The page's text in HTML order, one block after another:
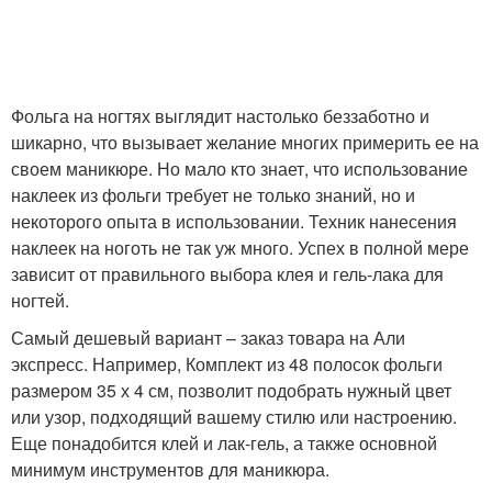
Фольга на ногтях выглядит настолько беззаботно и
шикарно, что вызывает желание многих примерить ее на
своем маникюре. Но мало кто знает, что использование
наклеек из фольги требует не только знаний, но и
некоторого опыта в использовании. Техник нанесения
наклеек на ноготь не так уж много. Успех в полной мере
зависит от правильного выбора клея и гель-лака для
ногтей.
Самый дешевый вариант – заказ товара на Али
экспресс. Например, Комплект из 48 полосок фольги
размером 35 х 4 см, позволит подобрать нужный цвет
или узор, подходящий вашему стилю или настроению.
Еще понадобится клей и лак-гель, а также основной
минимум инструментов для маникюра.